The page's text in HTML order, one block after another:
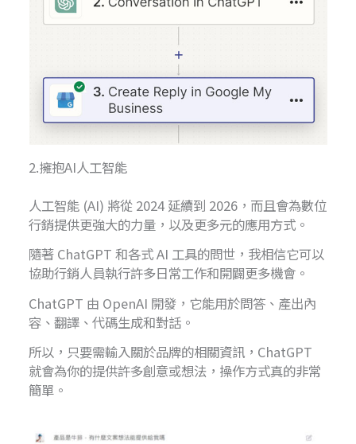
2.擁抱AI人工智能
人工智能 (AI) 將從 2024 延續到 2026，而且會為數位
行銷提供更強大的力量，以及更多元的應用方式。
隨著 ChatGPT 和各式 AI 工具的問世，我相信它可以
協助行銷人員執行許多日常工作和開闢更多機會。
ChatGPT 由 OpenAI 開發，它能用於問答、產出內
容、翻譯、代碼生成和對話。
所以，只要需輸入關於品牌的相關資訊，ChatGPT
就會為你的提供許多創意或想法，操作方式真的非常
簡單。